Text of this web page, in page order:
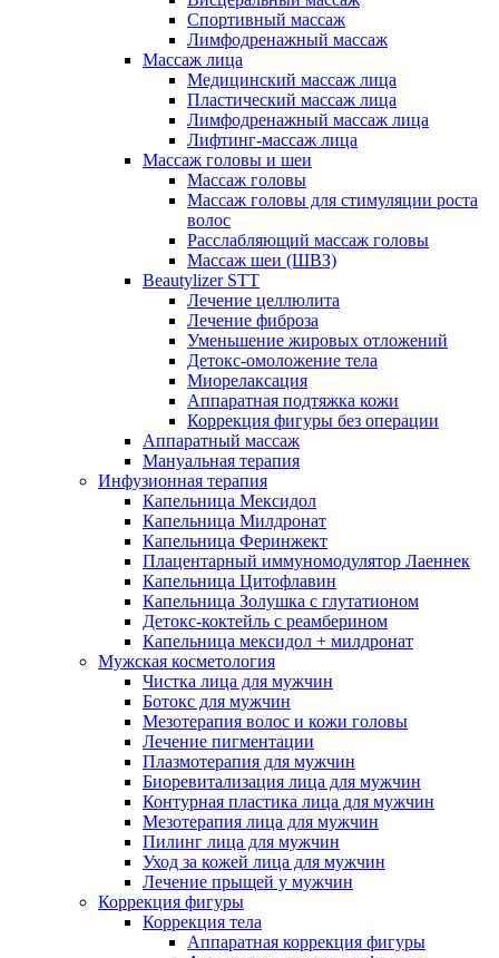
Спортивный массаж
Лимфодренажный массаж
Массаж лица
Медицинский массаж лица
Пластический массаж лица
Лимфодренажный массаж лица
Лифтинг-массаж лица
Массаж головы и шеи
Массаж головы
Массаж головы для стимуляции роста
волос
Расслабляющий массаж головы
Массаж шеи (ШВЗ)
Beautylizer STT
Лечение целлюлита
Лечение фиброза
Уменьшение жировых отложений
Детокс-омоложение тела
Миорелаксация
Аппаратная подтяжка кожи
Коррекция фигуры без операции
Аппаратный массаж
Мануальная терапия
Инфузионная терапия
Капельница Мексидол
Капельница Милдронат
Капельница Феринжект
Плацентарный иммуномодулятор Лаеннек
Капельница Цитофлавин
Капельница Золушка с глутатионом
Детокс-коктейль с реамберином
Капельница мексидол + милдронат
Мужская косметология
Чистка лица для мужчин
Ботокс для мужчин
Мезотерапия волос и кожи головы
Лечение пигментации
Плазмотерапия для мужчин
Биоревитализация лица для мужчин
Контурная пластика лица для мужчин
Мезотерапия лица для мужчин
Пилинг лица для мужчин
Уход за кожей лица для мужчин
Лечение прыщей у мужчин
Коррекция фигуры
Коррекция тела
Аппаратная коррекция фигуры